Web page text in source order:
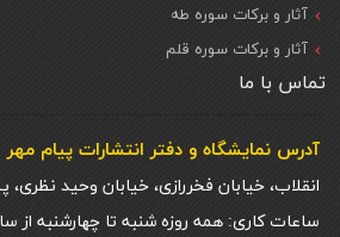
آثار و برکات سوره طه
آثار و برکات سوره قلم
تماس با ما
آدرس نمایشگاه و دفتر انتشارات پيام
انقلاب، خیابان فخررازی، خیابان وحید نظری، پلاک ۸۸،